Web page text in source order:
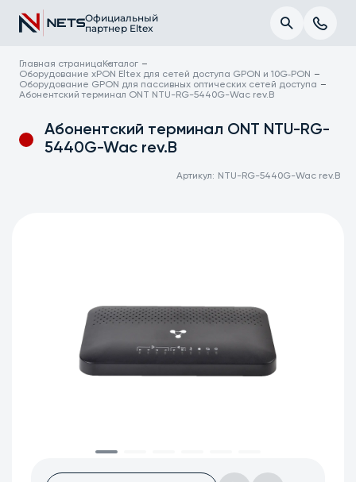
Официальный
партнер Eltex
Главная страница Каталог
Оборудование xPON Eltex для сетей доступа GPON и 10G‑PON
Оборудование GPON для пассивных оптических сетей доступа
Абонентский терминал ONT NTU-RG-5440G-Wac rev.B
Абонентский терминал ONT NTU-RG-
5440G-Wac rev.B
Артикул: NTU-RG-5440G-Wac rev.B